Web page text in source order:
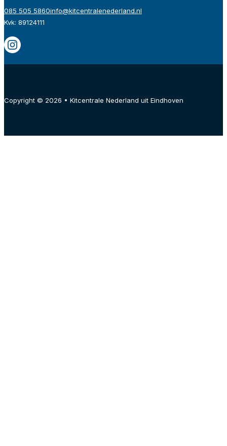
085 505 5860info@kitcentralenederland.nl
Kvk: 89124111
Copyright © 2026 • Kitcentrale Nederland uit Eindhoven